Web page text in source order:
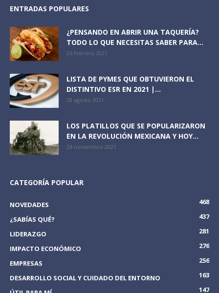
ENTRADAS POPULARES
¿PENSANDO EN ABRIR UNA TAQUERÍA?
TODO LO QUE NECESITAS SABER PARA...
26 febrero 2021
LISTA DE PYMES QUE OBTUVIERON EL
DISTINTIVO ESR EN 2021 |...
28 agosto 2021
LOS PLATILLOS QUE SE POPULARIZARON
EN LA REVOLUCIÓN MEXICANA Y HOY...
24 noviembre 2021
CATEGORÍA POPULAR
NOVEDADES
468
¿SABÍAS QUÉ?
437
LIDERAZGO
281
IMPACTO ECONÓMICO
276
EMPRESAS
256
DESARROLLO SOCIAL Y CUIDADO DEL ENTORNO
163
147